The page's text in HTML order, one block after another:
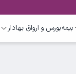
بیمهبورس و ارواق بهادار